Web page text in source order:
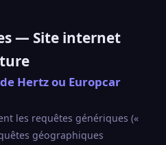
— Site internet
Hertz ou Europcar
les requêtes génériques («
géographiques